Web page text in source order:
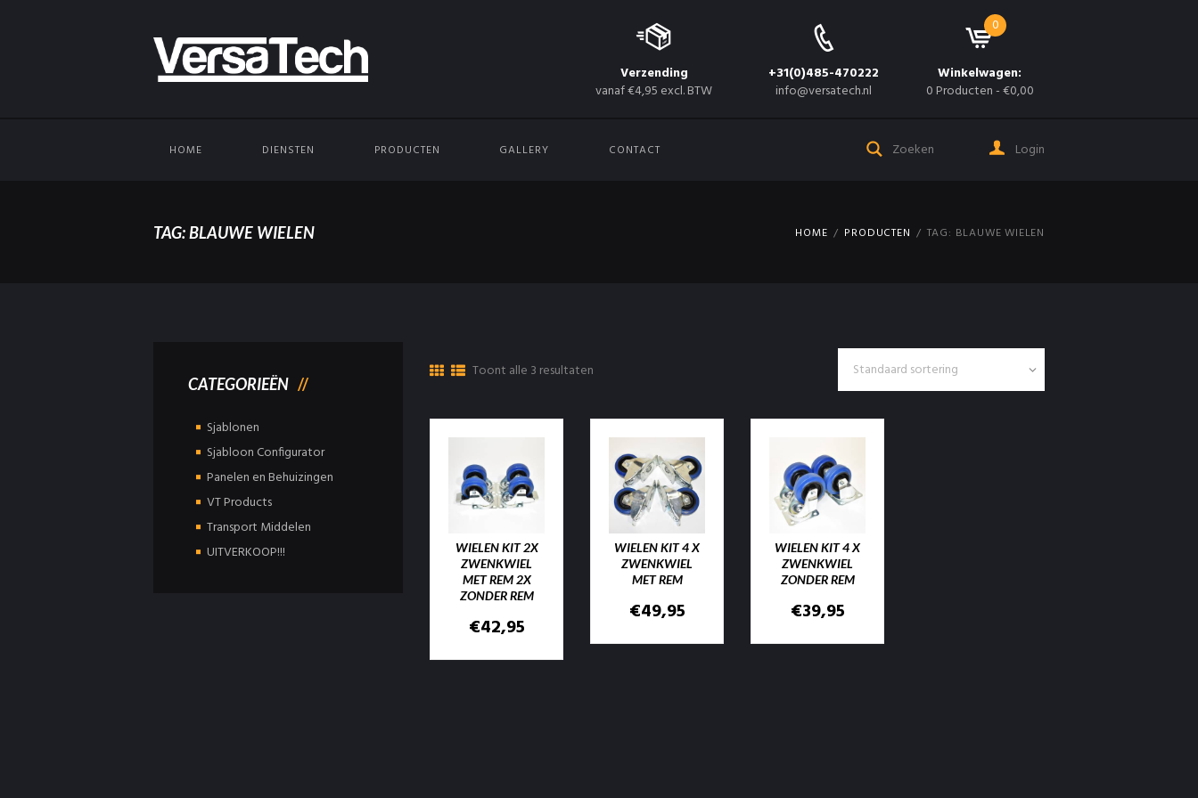
Verzending
vanaf €4,95 excl. BTW
+31(0)485-470222
info@versatech.nl
0
Winkelwagen:
0 Producten-€0,00
HOME DIENSTEN PRODUCTEN GALLERY CONTACT Login
TAG: BLAUWE WIELEN HOME PRODUCTEN TAG: BLAUWE WIELEN
Toont alle 3 resultaten
WIELEN KIT 2X
ZWENKWIEL
MET REM 2X
ZONDER REM
€42,95
WIELEN KIT 4 X
ZWENKWIEL
MET REM
€49,95
WIELEN KIT 4 X
ZWENKWIEL
ZONDER REM
€39,95
CATEGORIEËN
Sjablonen
Sjabloon Configurator
Panelen en Behuizingen
VT Products
Transport Middelen
UITVERKOOP!!!